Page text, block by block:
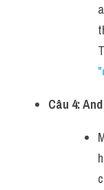
Câu 4: